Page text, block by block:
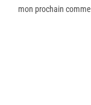
mon prochain